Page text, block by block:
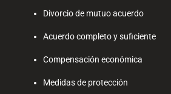
Divorcio de mutuo acuerdo
Acuerdo completo y suficiente
Compensación económica
Medidas de protección